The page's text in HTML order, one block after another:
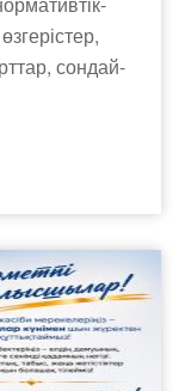
сондай-